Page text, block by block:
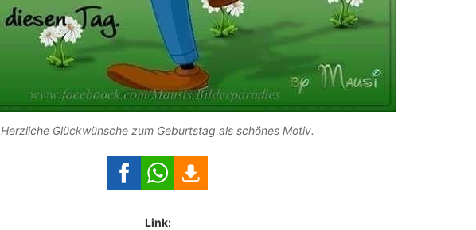
Herzliche Glückwünsche zum Geburtstag als schönes Motiv.
Link: